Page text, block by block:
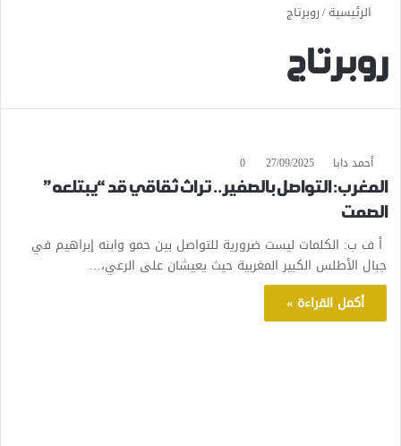
الرئيسية/روبرتاج
روبرتاج
أحمد دابا 27/09/2025
0
المغرب: التواصل بالصفير.. تراث ثقاقي قد “يبتلعه”
الصمت
أ ف ب: الكلمات ليست ضرورية للتواصل بين حمو وابنه إبراهيم في
جبال الأطلس الكبير المغربية حيث يعيشان على الرعي،…
أكمل القراءة »